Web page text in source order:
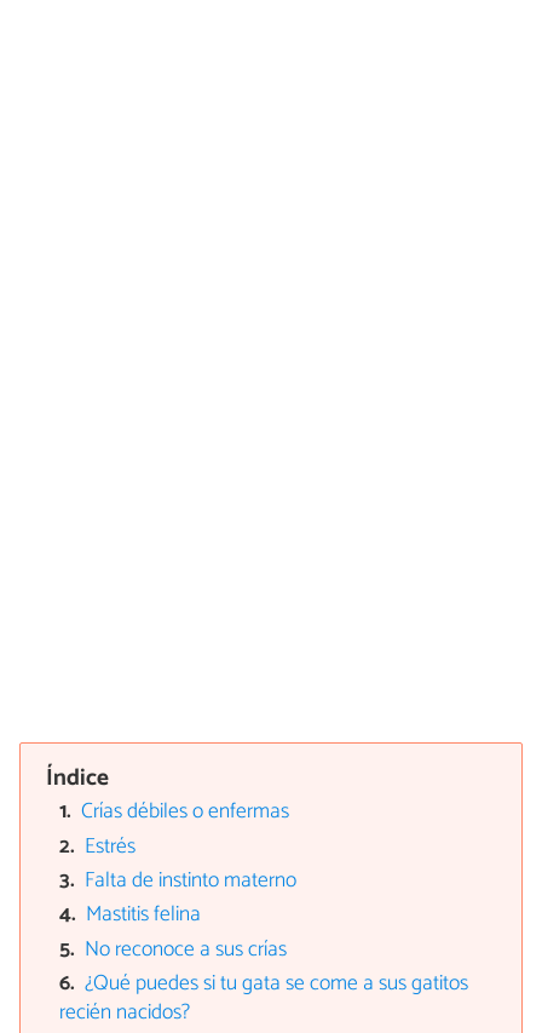
Índice
Crías débiles o enfermas
Estrés
Falta de instinto materno
Mastitis felina
No reconoce a sus crías
¿Qué puedes si tu gata se come a sus gatitos
recién nacidos?